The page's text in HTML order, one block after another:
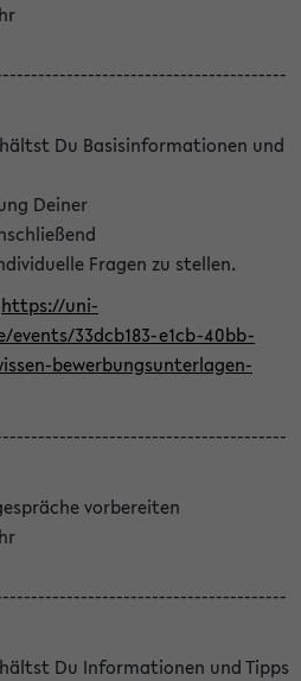
Du Basisinformationen und
Deiner
Fragen zu stellen.
https://uni-
33dcb183-e1cb-40bb-
bewerbungsunterlagen-
vorbereiten
Du Informationen und Tipps